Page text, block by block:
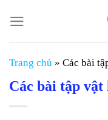
đến
nội
dung
Trang chủ » Các bài
Các bài tập